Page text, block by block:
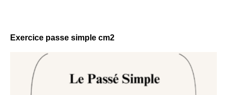
Exercice passe simple cm2